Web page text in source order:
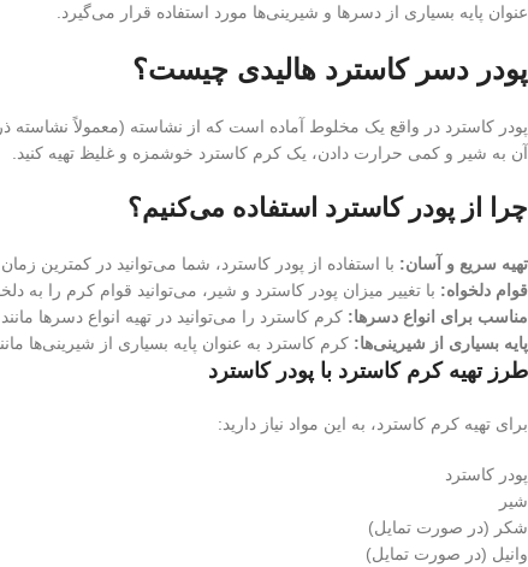
عنوان پایه بسیاری از دسرها و شیرینی‌ها مورد استفاده قرار می‌گیرد.
پودر دسر کاسترد هالیدی چیست؟
پودر کاسترد در واقع یک مخلوط آماده است که از نشاسته (معمولاً
آن به شیر و کمی حرارت دادن، یک کرم کاسترد خوشمزه و غلیظ تهیه کنید.
چرا از پودر کاسترد استفاده می‌کنیم؟
تهیه سریع و آسان: با استفاده از پودر کاسترد، شما می‌توانید در کمترین
قوام دلخواه: با تغییر میزان پودر کاسترد و شیر، می‌توانید قوام کرم را به
مناسب برای انواع دسرها: کرم کاسترد را می‌توانید در تهیه انواع دسرها
پایه بسیاری از شیرینی‌ها: کرم کاسترد به عنوان پایه بسیاری از شیرینی‌ها
طرز تهیه کرم کاسترد با پودر کاسترد
برای تهیه کرم کاسترد، به این مواد نیاز دارید:
پودر کاسترد
شیر
شکر (در صورت تمایل)
وانیل (در صورت تمایل)